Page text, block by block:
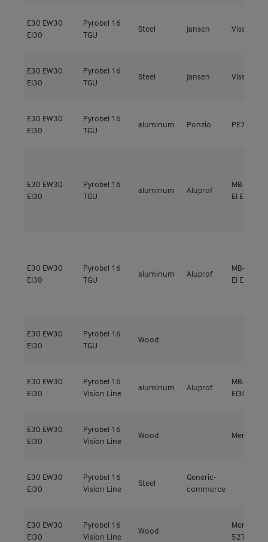
E30 EW30
EI30
Pyrobel 16
TGU
Steel Jansen Viss Fire
E30 EW30
EI30
Pyrobel 16
TGU
Steel Jansen Viss Fire
E30 EW30
EI30
Pyrobel 16
TGU
aluminum Ponzio PE78EI
E30 EW30
EI30
Pyrobel 16
TGU
aluminum Aluprof
MB-SR50N
EI EI30
E30 EW30
EI30
Pyrobel 16
TGU
aluminum Aluprof
MB-SR50N
EI EI30
E30 EW30
EI30
Pyrobel 16
TGU
Wood
E30 EW30
EI30
Pyrobel 16
Vision Line
aluminum Aluprof
MB-78EI
EI30
E30 EW30
EI30
Pyrobel 16
Vision Line
Wood Meranti
E30 EW30
EI30
Pyrobel 16
Vision Line
Steel
Generic-
commerce
E30 EW30
EI30
Pyrobel 16
Vision Line
Wood
Meranti
527kg/m³